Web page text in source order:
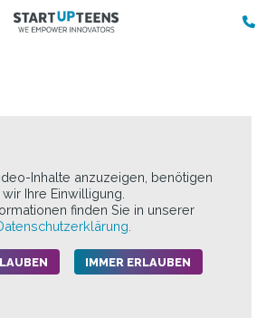
Inhalte anzuzeigen, benötigen
wir Ihre Einwilligung.
finden Sie in unserer
IMMER ERLAUBEN